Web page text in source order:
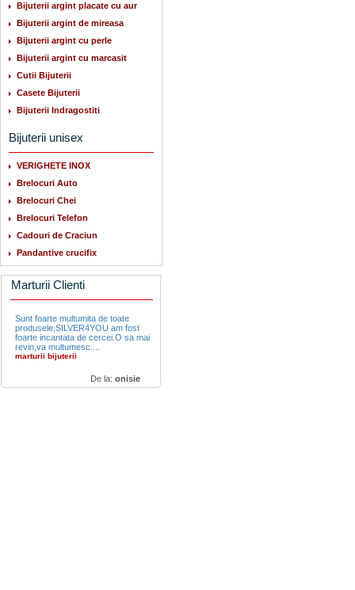
Bijuterii argint placate cu aur
Bijuterii argint de mireasa
Bijuterii argint cu perle
Bijuterii argint cu marcasit
Cutii Bijuterii
Casete Bijuterii
Bijuterii Indragostiti
Bijuterii unisex
VERIGHETE INOX
Brelocuri Auto
Brelocuri Chei
Brelocuri Telefon
Cadouri de Craciun
Pandantive crucifix
Marturii Clienti
Sunt foarte multumita de toate
produsele,SILVER4YOU am fost
foarte incantata de cercei.O sa mai
revin,va multumesc....
marturii bijuterii
De la: onisie